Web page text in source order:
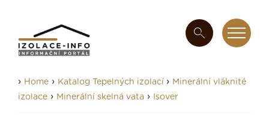
› Home › Katalog Tepelných izolací › Minerální vláknité
izolace › Minerální skelná vata › Isover